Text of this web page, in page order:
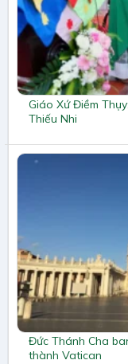
Giáo Xứ Điềm
Thiếu Nhi
Đức Thánh Cha
thành Vatican